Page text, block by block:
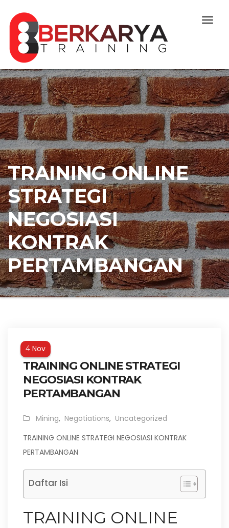
TRAINING ONLINE
STRATEGI
NEGOSIASI
KONTRAK
PERTAMBANGAN
4 Nov
TRAINING ONLINE STRATEGI
NEGOSIASI KONTRAK
PERTAMBANGAN
Mining, Negotiations, Uncategorized
TRAINING ONLINE STRATEGI NEGOSIASI KONTRAK
PERTAMBANGAN
Daftar Isi
TRAINING ONLINE